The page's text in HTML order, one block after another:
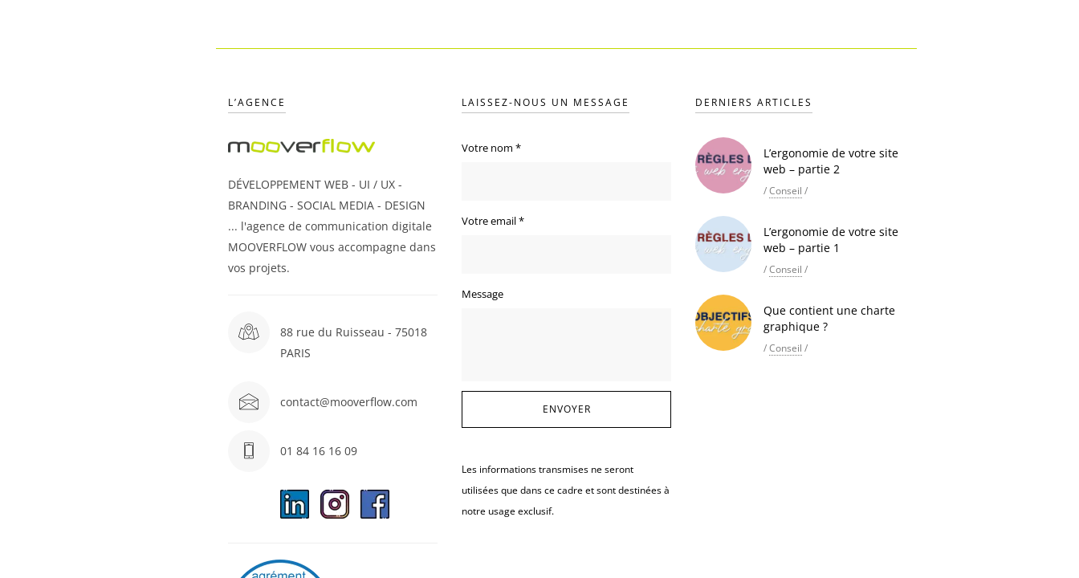
L’AGENCE
DÉVELOPPEMENT WEB - UI / UX -
BRANDING - SOCIAL MEDIA - DESIGN
... l'agence de communication digitale
MOOVERFLOW vous accompagne dans
vos projets.
88 rue du Ruisseau - 75018
PARIS
contact@mooverflow.com
01 84 16 16 09
LAISSEZ-NOUS UN MESSAGE
Votre nom *
Votre email*
Message
Les informations transmises ne seront
utilisées que dans ce cadre et sont destinées à
notre usage exclusif.
DERNIERS ARTICLES
L’ergonomie de votre site
web – partie 2
/Conseil /
L’ergonomie de votre site
web – partie 1
/Conseil /
Que contient une charte
graphique ?
/Conseil /